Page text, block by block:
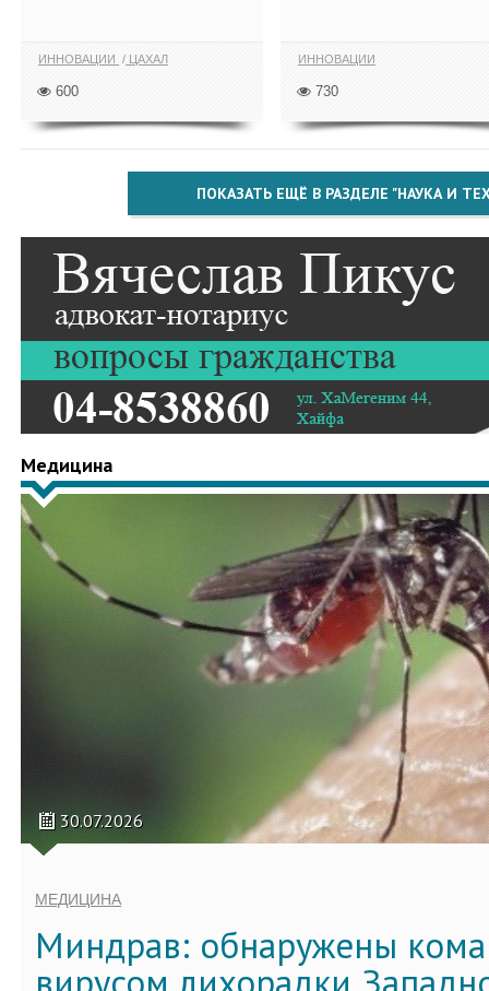
ИННОВАЦИИ ЦАХАЛ
600
ИННОВАЦИИ
730
ПОКАЗАТЬ ЕЩЁ В РАЗДЕЛЕ "НАУКА И
Медицина
30.07.2026
МЕДИЦИНА
Миндрав: обнаружены